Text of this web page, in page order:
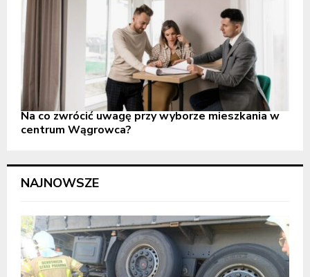
Na co zwrócić uwagę przy wyborze mieszkania w
centrum Wągrowca?
NAJNOWSZE